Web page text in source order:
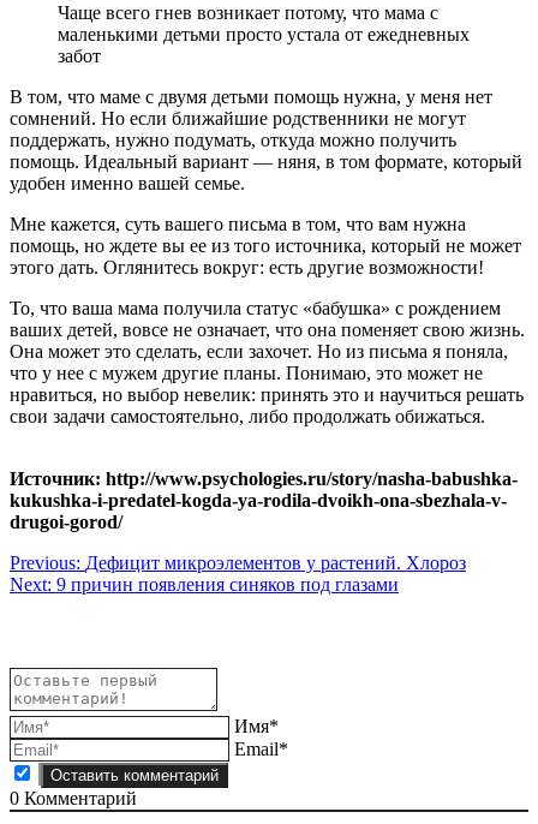
Чаще всего гнев возникает потому, что мама с
маленькими детьми просто устала от ежедневных
забот
В том, что маме с двумя детьми помощь нужна, у меня нет
сомнений. Но если ближайшие родственники не могут
поддержать, нужно подумать, откуда можно получить
помощь. Идеальный вариант — няня, в том формате, который
удобен именно вашей семье.
Мне кажется, суть вашего письма в том, что вам нужна
помощь, но ждете вы ее из того источника, который не может
этого дать. Оглянитесь вокруг: есть другие возможности!
То, что ваша мама получила статус «бабушка» с рождением
ваших детей, вовсе не означает, что она поменяет свою жизнь.
Она может это сделать, если захочет. Но из письма я поняла,
что у нее с мужем другие планы. Понимаю, это может не
нравиться, но выбор невелик: принять это и научиться решать
свои задачи самостоятельно, либо продолжать обижаться.
Источник: http://www.psychologies.ru/story/nasha-babushka-
kukushka-i-predatel-kogda-ya-rodila-dvoikh-ona-sbezhala-v-
drugoi-gorod/
Навигация
по
Previous: Дефицит микроэлементов у растений. Хлороз
Next: 9 причин появления синяков под глазами
Имя*
Email*
0 Комментарий